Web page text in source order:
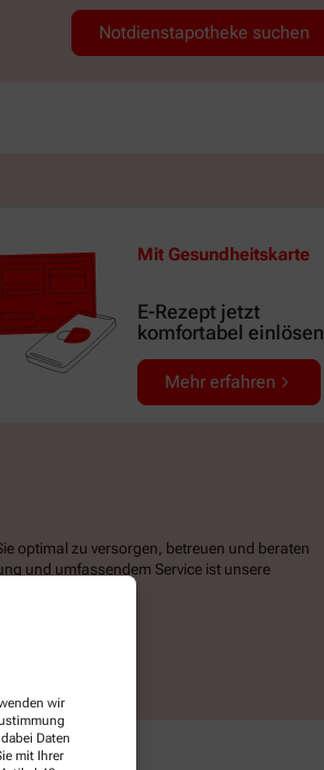
wir
Daten
mit Ihrer
Notdienstapotheke suchen
Mit Gesundheitskarte
E-Rezept jetzt
komfortabel einlösen
Mehr erfahren
optimal zu versorgen, betreuen und beraten
und umfassendem Service ist unsere
Angeboten.